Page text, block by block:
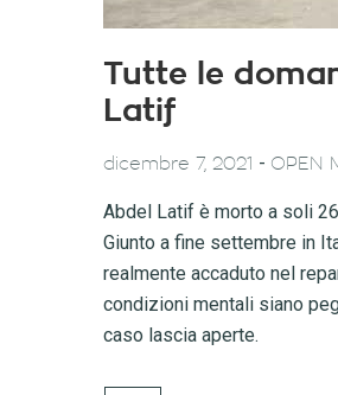
Tutte le
Latif
dicembre 7, 2021 - OPEN
Abdel Latif è morto a soli
Giunto a fine settembre in
realmente accaduto nel
condizioni mentali siano
caso lascia aperte.